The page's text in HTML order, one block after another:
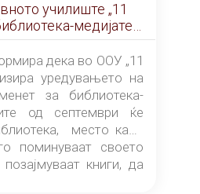
училиште „11
медијатека
дека во ООУ „11
уредувањето на
за библиотека-
од септември ќе
место каде
поминуваат своето
книги, да